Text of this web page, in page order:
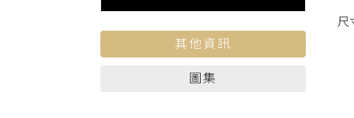
其他資訊
圖集
尺